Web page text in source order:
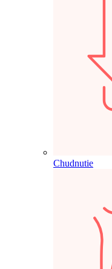
Chudnutie